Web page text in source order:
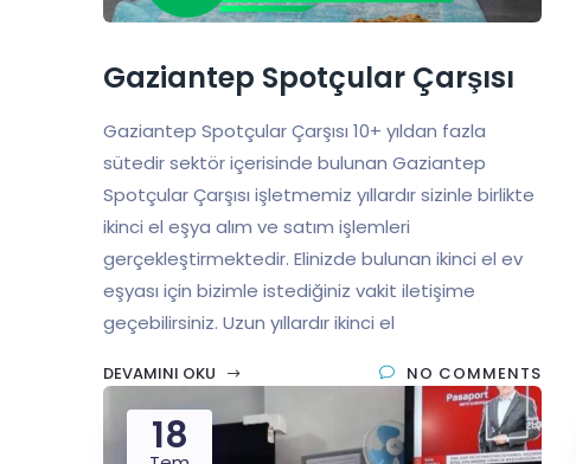
Gaziantep Spotçular Çarşısı
Gaziantep Spotçular Çarşısı 10+ yıldan fazla
sütedir sektör içerisinde bulunan Gaziantep
Spotçular Çarşısı işletmemiz yıllardır sizinle birlikte
ikinci el eşya alım ve satım işlemleri
gerçekleştirmektedir. Elinizde bulunan ikinci el ev
eşyası için bizimle istediğiniz vakit iletişime
geçebilirsiniz. Uzun yıllardır ikinci el
DEVAMINI OKU NO COMMENTS
18